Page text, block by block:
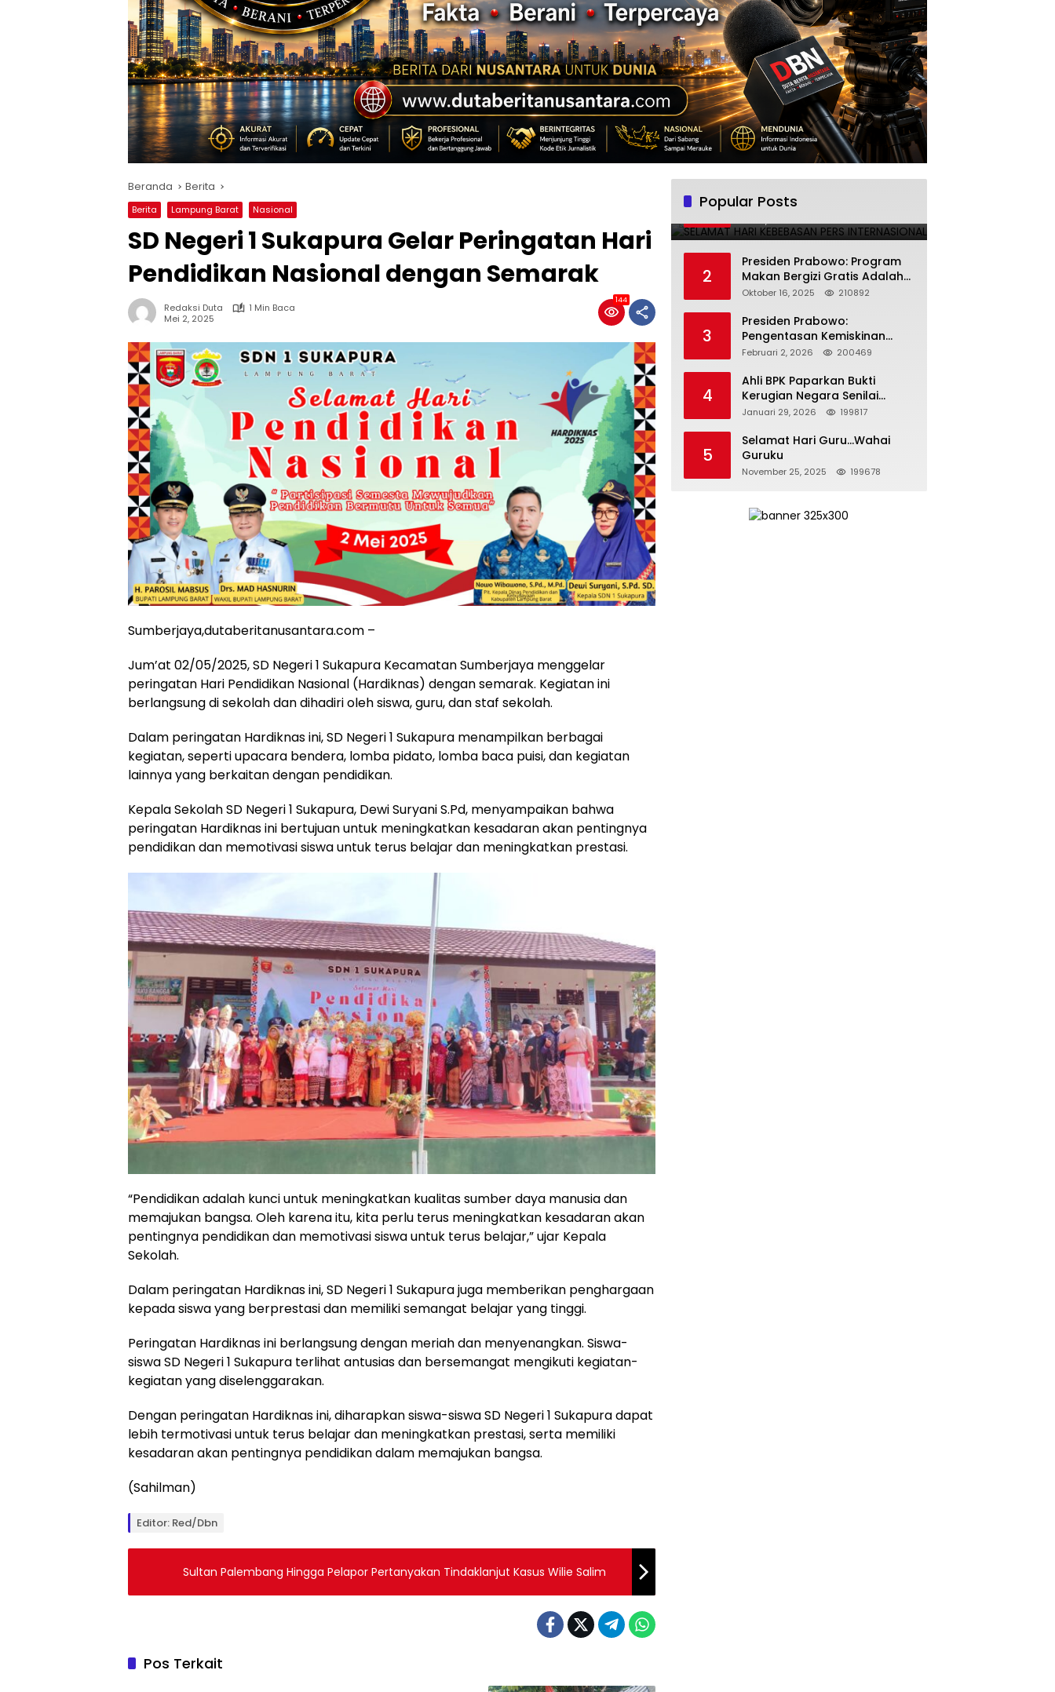
Beranda Berita
Berita Lampung Barat Nasional
SD Negeri 1 Sukapura Gelar Peringatan Hari
Pendidikan Nasional dengan Semarak
Redaksi Duta
1 Min Baca
Mei 2, 2025
144
Sumberjaya,dutaberitanusantara.com –
Jum’at 02/05/2025, SD Negeri 1 Sukapura Kecamatan Sumberjaya menggelar
peringatan Hari Pendidikan Nasional (Hardiknas) dengan semarak. Kegiatan ini
berlangsung di sekolah dan dihadiri oleh siswa, guru, dan staf sekolah.
Dalam peringatan Hardiknas ini, SD Negeri 1 Sukapura menampilkan berbagai
kegiatan, seperti upacara bendera, lomba pidato, lomba baca puisi, dan kegiatan
lainnya yang berkaitan dengan pendidikan.
Kepala Sekolah SD Negeri 1 Sukapura, Dewi Suryani S.Pd, menyampaikan bahwa
peringatan Hardiknas ini bertujuan untuk meningkatkan kesadaran akan pentingnya
pendidikan dan memotivasi siswa untuk terus belajar dan meningkatkan prestasi.
“Pendidikan adalah kunci untuk meningkatkan kualitas sumber daya manusia dan
memajukan bangsa. Oleh karena itu, kita perlu terus meningkatkan kesadaran akan
pentingnya pendidikan dan memotivasi siswa untuk terus belajar,” ujar Kepala
Sekolah.
Dalam peringatan Hardiknas ini, SD Negeri 1 Sukapura juga memberikan penghargaan
kepada siswa yang berprestasi dan memiliki semangat belajar yang tinggi.
Peringatan Hardiknas ini berlangsung dengan meriah dan menyenangkan. Siswa-
siswa SD Negeri 1 Sukapura terlihat antusias dan bersemangat mengikuti kegiatan-
kegiatan yang diselenggarakan.
Dengan peringatan Hardiknas ini, diharapkan siswa-siswa SD Negeri 1 Sukapura dapat
lebih termotivasi untuk terus belajar dan meningkatkan prestasi, serta memiliki
kesadaran akan pentingnya pendidikan dalam memajukan bangsa.
(Sahilman)
Editor: Red/Dbn
Sultan Palembang Hingga Pelapor Pertanyakan Tindaklanjut Kasus Wilie Salim
Pos Terkait
Berita
Popular Posts
1
INTERNASIONAL
Mei 3, 2025 224694
2
Presiden Prabowo: Program
Makan Bergizi Gratis Adalah
Investasi untuk Masa Depan
Oktober 16, 2025 210892
3
Presiden Prabowo:
Pengentasan Kemiskinan
Butuh Persatuan dan
Bertanggung Jawab
Februari 2, 2026 200469
4
Ahli BPK Paparkan Bukti
Kerugian Negara Senilai
Rp285 Triliun dalam
Pertamina
Januari 29, 2026 199817
5
Selamat Hari Guru…Wahai
Guruku
November 25, 2025 199678